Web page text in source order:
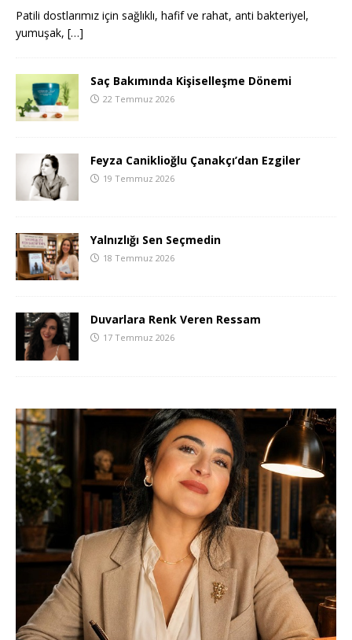
Patili dostlarımız için sağlıklı, hafif ve rahat, anti bakteriyel,
yumuşak, […]
Saç Bakımında Kişiselleşme Dönemi
22 Temmuz 2026
Feyza Caniklioğlu Çanakçı’dan Ezgiler
19 Temmuz 2026
Yalnızlığı Sen Seçmedin
18 Temmuz 2026
Duvarlara Renk Veren Ressam
17 Temmuz 2026